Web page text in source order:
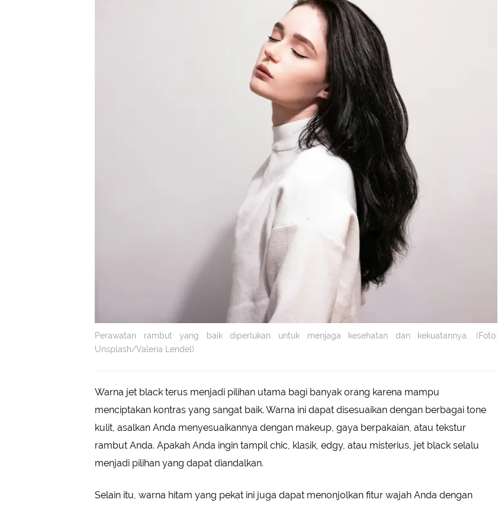
Perawatan rambut yang baik diperlukan untuk menjaga kesehatan dan kekuatannya. (Foto:
Unsplash/Valeria Lendel)
Warna jet black terus menjadi pilihan utama bagi banyak orang karena mampu
menciptakan kontras yang sangat baik. Warna ini dapat disesuaikan dengan berbagai tone
kulit, asalkan Anda menyesuaikannya dengan makeup, gaya berpakaian, atau tekstur
rambut Anda. Apakah Anda ingin tampil chic, klasik, edgy, atau misterius, jet black selalu
menjadi pilihan yang dapat diandalkan.
Selain itu, warna hitam yang pekat ini juga dapat menonjolkan fitur wajah Anda dengan